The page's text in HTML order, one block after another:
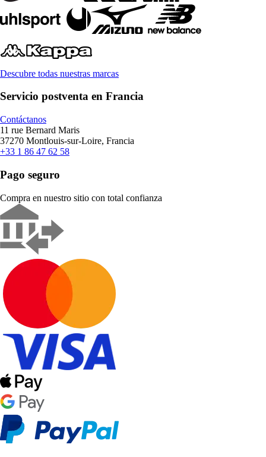
Descubre todas nuestras marcas
Servicio postventa en Francia
Contáctanos
11 rue Bernard Maris
37270 Montlouis-sur-Loire, Francia
+33 1 86 47 62 58
Pago seguro
Compra en nuestro sitio con total confianza